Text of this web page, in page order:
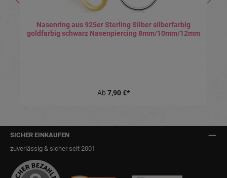
Nasenring aus 925er Sterling Silber silberfarbig
goldfarbig schwarz Nasenpiercing 8mm/10mm/12mm
Ab 7,90 €*
SICHER EINKAUFEN
zuverlässig & sicher seit 2001